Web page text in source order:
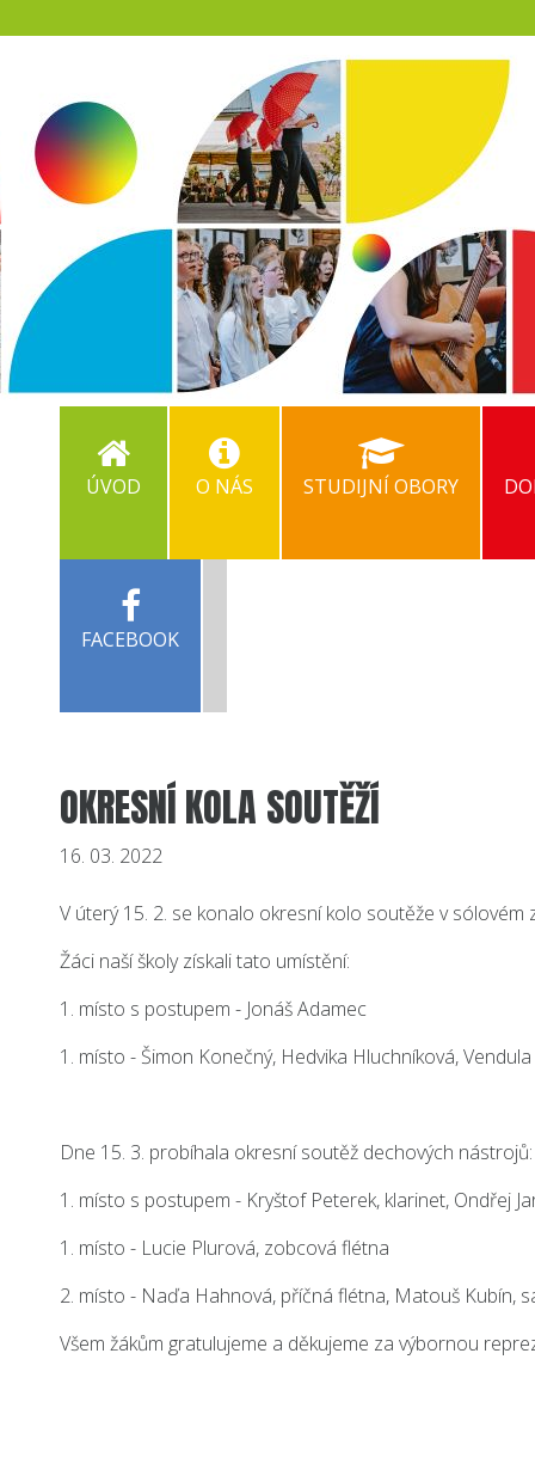
ÚVOD O NÁS STUDIJNÍ OBORY
FACEBOOK
OKRESNÍ KOLA SOUTĚŽÍ
16. 03. 2022
V úterý 15. 2. se konalo okresní kolo soutěže v sólovém
Žáci naší školy získali tato umístění:
1. místo s postupem - Jonáš Adamec
1. místo - Šimon Konečný, Hedvika Hluchníková,
Dne 15. 3. probíhala okresní soutěž dechových nástrojů:
1. místo s postupem - Kryštof Peterek, klarinet, Ondřej
1. místo - Lucie Plurová, zobcová flétna
2. místo - Naďa Hahnová, příčná flétna, Matouš Kubín,
Všem žákům gratulujeme a děkujeme za výbornou